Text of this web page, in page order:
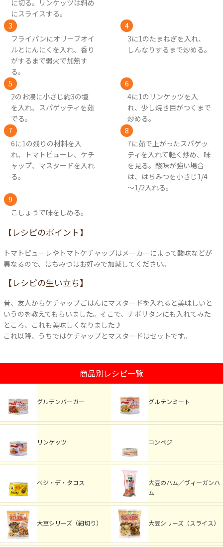
に切る。リンケッツは斜め
にスライスする。
フライパンにオリーブオイ
ルとにんにくを入れ、香り
がするまで弱火で加熱す
る。
3に1のたまねぎを入れ、
しんなりするまで炒める。
2のお湯に小さじ約3の塩
を入れ、スパゲッティを茹
でる。
4に1のリンケッツを入
れ、少し焼き目がつくまで
炒める。
6に1の残りの材料を入
れ、トマトピューレ、ケチ
ャップ、マスタードを入れ
る。
7に茹で上がったスパゲッ
ティを入れて軽く炒め、味
を見る。酸味が強い場合
は、はちみつを小さじ1/4
～1/2入れる。
こしょうで味をしめる。
【レシピのポイント】
トマトピューレやトマトケチャップはメーカーによって酸味などが
異なるので、はちみつはお好みで加減してください。
【レシピの生い立ち】
昔、友人からケチャップごはんにマスタードを入れると美味しいと
いうのを教えてもらいました。そこで、ナポリタンにも入れてみた
ところ、これも美味しくなりました♪
これ以降、うちではケチャップとマスタードはセットです。
商品別レシピ一覧
グルテンバーガー グルテンミート
リンケッツ コンベジ
べジ・デ・タコス
大豆のハム／ヴィーガンハ
ム
大豆シリーズ（細切り） 大豆シリーズ（スライス）